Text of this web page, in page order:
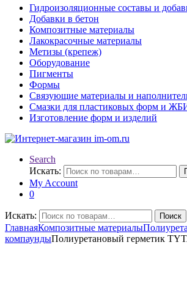
Гидроизоляционные составы и
Добавки в бетон
Композитные материалы
Лакокрасочные материалы
Метизы (крепеж)
Оборудование
Пигменты
Формы
Связующие материалы и
Смазки для пластиковых форм и
Изготовление форм и изделий
Search
Искать:
My Account
0
Искать: Поиск
ГлавнаяКомпозитные материалы
компаундыПолиуретановый герметик